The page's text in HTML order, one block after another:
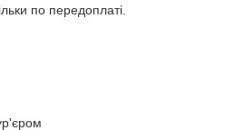
по передоплаті.